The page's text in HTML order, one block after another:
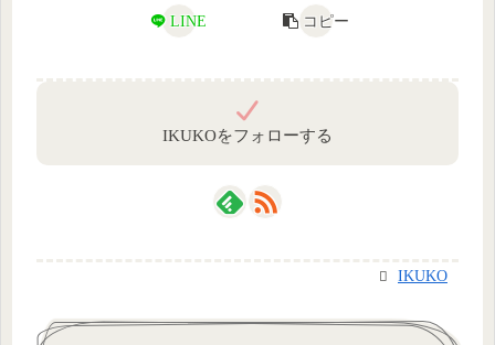
LINE コピー
IKUKOをフォローする
IKUKO